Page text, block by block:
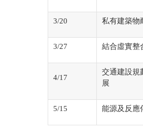
3/20 私有建築物
3/27 結合虛實整
4/17
交通建設規
展
5/15 能源及反應